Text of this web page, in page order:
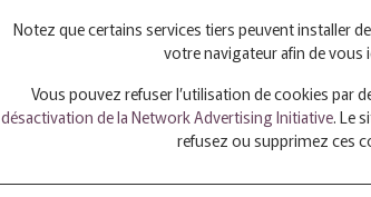
Notez que certains services tiers peuvent installer
votre navigateur afin de vous
Vous pouvez refuser l’utilisation de cookies par
désactivation de la Network Advertising Initiative. Le
refusez ou supprimez ces